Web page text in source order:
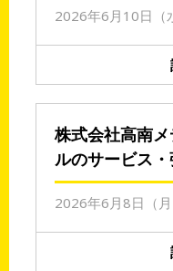
2026年6月10日（
株式会社高南
ルのサービス
2026年6月8日（月